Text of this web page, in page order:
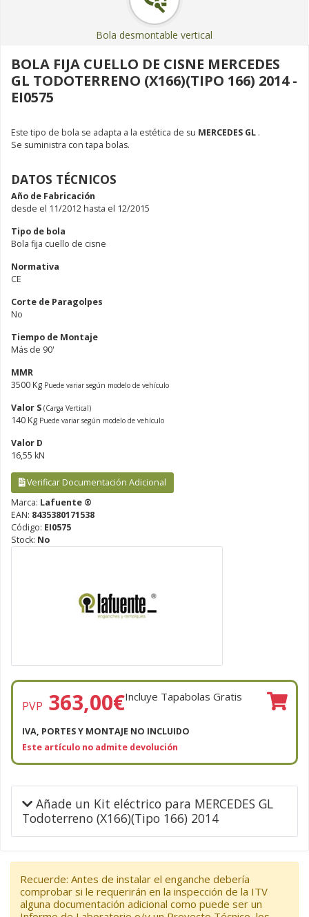
Bola desmontable vertical
BOLA FIJA CUELLO DE CISNE MERCEDES
GL TODOTERRENO (X166)(TIPO 166) 2014 -
EI0575
Este tipo de bola se adapta a la estética de su MERCEDES GL .
Se suministra con tapa bolas.
DATOS TÉCNICOS
Año de Fabricación
desde el 11/2012 hasta el 12/2015
Tipo de bola
Bola fija cuello de cisne
Normativa
CE
Corte de Paragolpes
No
Tiempo de Montaje
Más de 90'
MMR
3500 Kg Puede variar según modelo de vehículo
Valor S (Carga Vertical)
140 Kg Puede variar según modelo de vehículo
Valor D
16,55 kN
Verificar Documentación Adicional
Marca: Lafuente ®
EAN: 8435380171538
Código: EI0575
Stock: No
PVP 363,00€Incluye Tapabolas Gratis
IVA, PORTES Y MONTAJE NO INCLUIDO
Este artículo no admite devolución
Añade un Kit eléctrico para MERCEDES GL
Todoterreno (X166)(Tipo 166) 2014
Recuerde: Antes de instalar el enganche debería
comprobar si le requerirán en la inspección de la ITV
alguna documentación adicional como puede ser un